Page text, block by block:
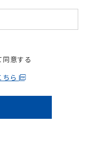
意する
ら